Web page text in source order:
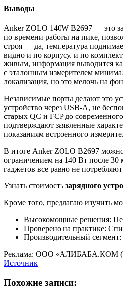
Выводы
Anker ZOLO 140W B2697 — это
по времени работы на пике,
строя — да, температура
видно и по корпусу, и по
живым, информация выводится
с эталонным измерителем
локализация, но это мелочь на
Независимые порты делают это
устройство через USB-A, не
старых QC и FCP до
подтверждают заявленные
показаниям встроенного
В итоге Anker ZOLO B2697 можно
ограничением на 140 Вт после 30
гаджетов все равно не
Узнать стоимость зарядного
Кроме того, предлагаю изучить
Высокомощные решения:
Проверено на практике:
Производительный
Реклама: ООО «АЛИБАБА.КОМ
Источник
Похожие записи: